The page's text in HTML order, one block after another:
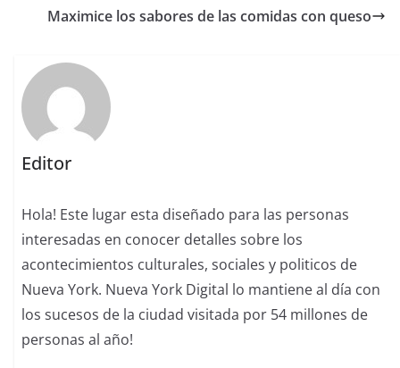
Maximice los sabores de las comidas con queso
Editor
Hola! Este lugar esta diseñado para las personas
interesadas en conocer detalles sobre los
acontecimientos culturales, sociales y politicos de
Nueva York. Nueva York Digital lo mantiene al día con
los sucesos de la ciudad visitada por 54 millones de
personas al año!